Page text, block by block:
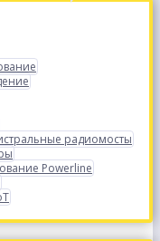
радиомосты
Powerline